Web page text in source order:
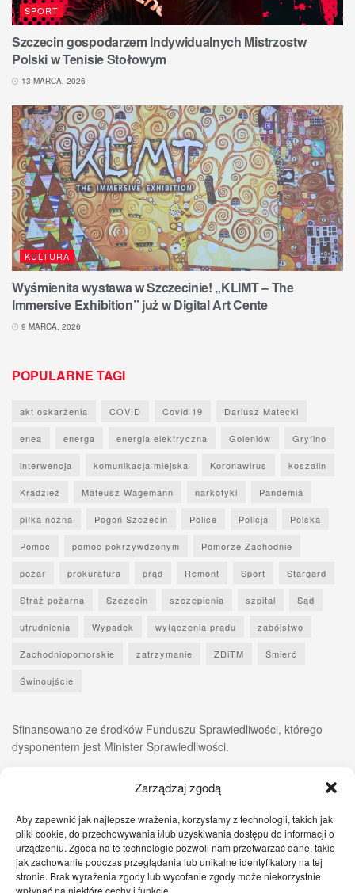
Zarządzaj zgodą
Aby zapewnić jak najlepsze wrażenia, korzystamy z technologii, takich jak
pliki cookie, do przechowywania i/lub uzyskiwania dostępu do informacji o
urządzeniu. Zgoda na te technologie pozwoli nam przetwarzać dane, takie
jak zachowanie podczas przeglądania lub unikalne identyfikatory na tej
stronie. Brak wyrażenia zgody lub wycofanie zgody może niekorzystnie
wpłynąć na niektóre cechy i funkcje.
SPORT
Szczecin gospodarzem Indywidualnych Mistrzostw
Polski w Tenisie Stołowym
13 MARCA, 2026
KULTURA
Wyśmienita wystawa w Szczecinie! „KLIMT – The
Immersive Exhibition” już w Digital Art Cente
9 MARCA, 2026
POPULARNE TAGI
akt oskarżenia COVID Covid 19 Dariusz Matecki
enea energa energia elektryczna Goleniów Gryfino
interwencja komunikacja miejska Koronawirus koszalin
Kradzież Mateusz Wagemann narkotyki Pandemia
piłka nożna Pogoń Szczecin Police Policja Polska
Pomoc pomoc pokrzywdzonym Pomorze Zachodnie
pożar prokuratura prąd Remont Sport Stargard
Straż pożarna Szczecin szczepienia szpital Sąd
utrudnienia Wypadek wyłączenia prądu zabójstwo
Zachodniopomorskie zatrzymanie ZDiTM Śmierć
Świnoujście
Sfinansowano ze środków Funduszu Sprawiedliwości, którego
dysponentem jest Minister Sprawiedliwości.